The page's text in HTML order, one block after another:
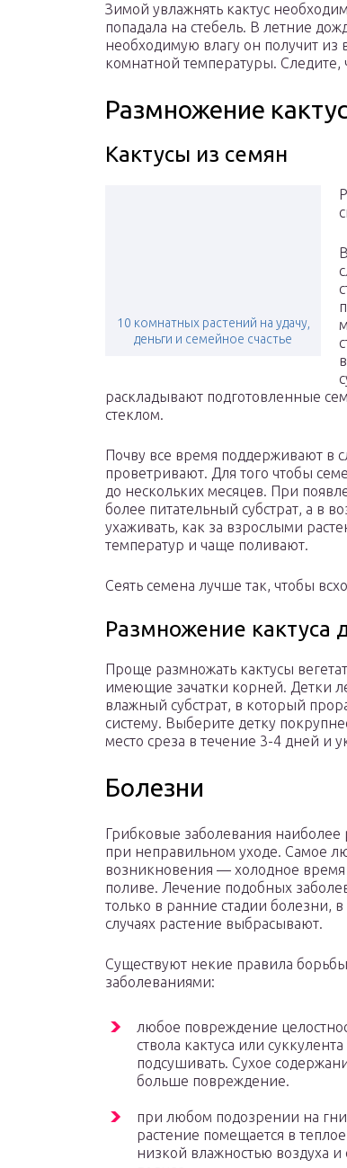
Зимой увлажнять кактус
попадала на стебель. В летние
необходимую влагу он получит из
комнатной температуры. Следите,
Размножение
Кактусы из семян
10 комнатных растений на удачу,
деньги и семейное счастье
раскладывают подготовленные
стеклом.
Почву все время поддерживают в
проветривают. Для того чтобы
до нескольких месяцев. При
более питательный субстрат, а в
ухаживать, как за взрослыми
температур и чаще поливают.
Сеять семена лучше так, чтобы
Размножение кактуса
Проще размножать кактусы
имеющие зачатки корней. Детки
влажный субстрат, в который
систему. Выберите детку
место среза в течение 3-4 дней и
Болезни
Грибковые заболевания наиболее
при неправильном уходе. Самое
возникновения — холодное
поливе. Лечение подобных
только в ранние стадии болезни,
случаях растение выбрасывают.
Существуют некие правила
заболеваниями:
любое повреждение
ствола кактуса или
подсушивать. Сухое
больше повреждение.
при любом подозрении на
растение помещается в
низкой влажностью воздуха и